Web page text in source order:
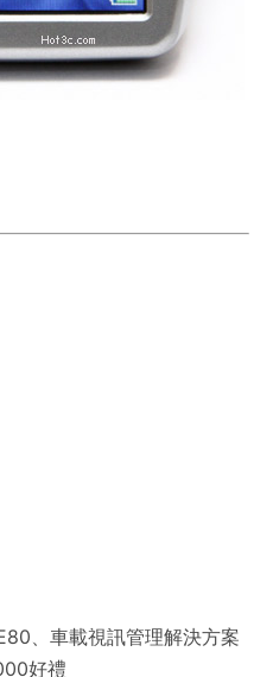
、車載視訊管理解決方案
好禮